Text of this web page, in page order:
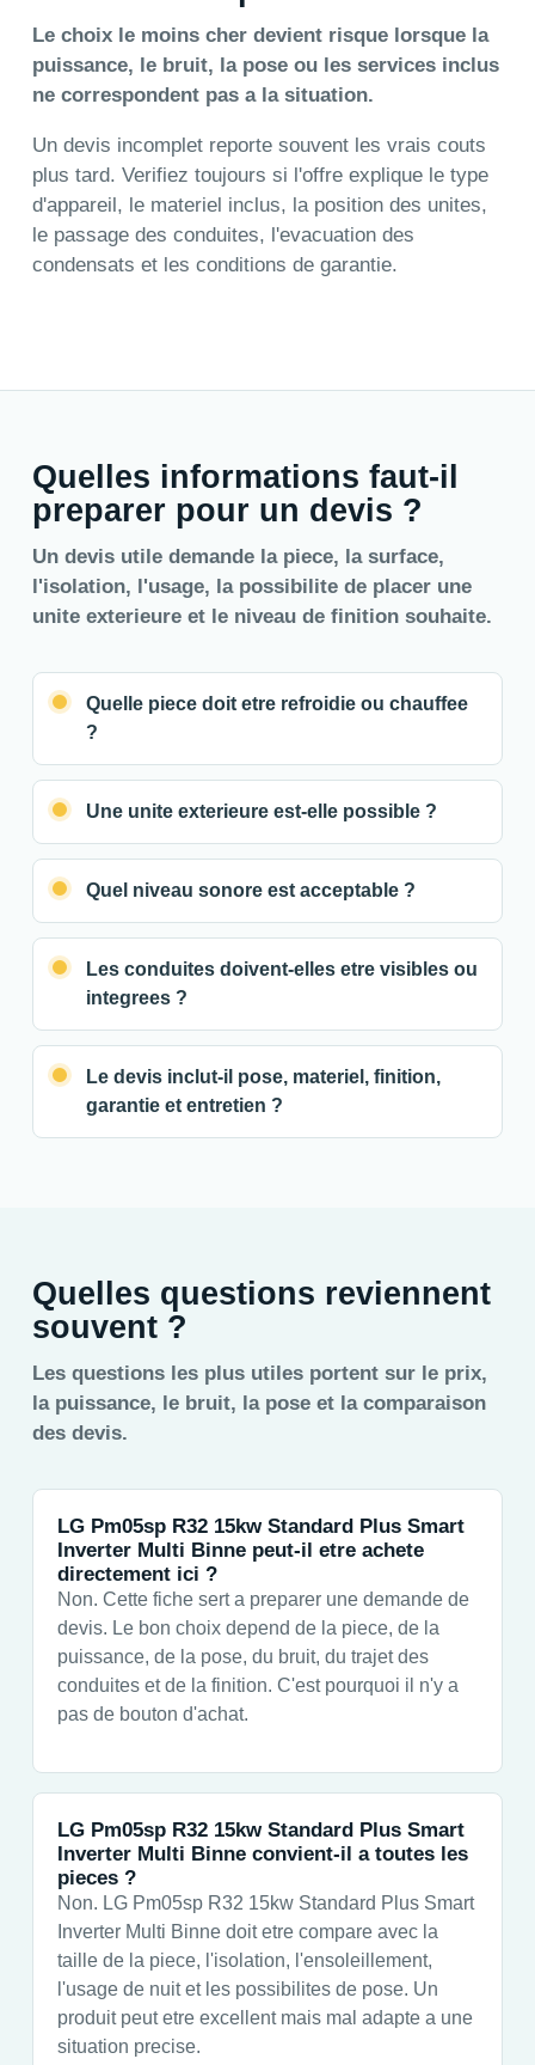
Le choix le moins cher devient risque lorsque la
puissance, le bruit, la pose ou les services inclus
ne correspondent pas a la situation.
Un devis incomplet reporte souvent les vrais couts
plus tard. Verifiez toujours si l'offre explique le type
d'appareil, le materiel inclus, la position des unites,
le passage des conduites, l'evacuation des
condensats et les conditions de garantie.
Quelles informations faut-il
preparer pour un devis ?
Un devis utile demande la piece, la surface,
l'isolation, l'usage, la possibilite de placer une
unite exterieure et le niveau de finition souhaite.
Quelle piece doit etre refroidie ou chauffee
?
Une unite exterieure est-elle possible ?
Quel niveau sonore est acceptable ?
Les conduites doivent-elles etre visibles ou
integrees ?
Le devis inclut-il pose, materiel, finition,
garantie et entretien ?
Quelles questions reviennent
souvent ?
Les questions les plus utiles portent sur le prix,
la puissance, le bruit, la pose et la comparaison
des devis.
LG Pm05sp R32 15kw Standard Plus Smart
Inverter Multi Binne peut-il etre achete
directement ici ?
Non. Cette fiche sert a preparer une demande de
devis. Le bon choix depend de la piece, de la
puissance, de la pose, du bruit, du trajet des
conduites et de la finition. C'est pourquoi il n'y a
pas de bouton d'achat.
LG Pm05sp R32 15kw Standard Plus Smart
Inverter Multi Binne convient-il a toutes les
pieces ?
Non. LG Pm05sp R32 15kw Standard Plus Smart
Inverter Multi Binne doit etre compare avec la
taille de la piece, l'isolation, l'ensoleillement,
l'usage de nuit et les possibilites de pose. Un
produit peut etre excellent mais mal adapte a une
situation precise.